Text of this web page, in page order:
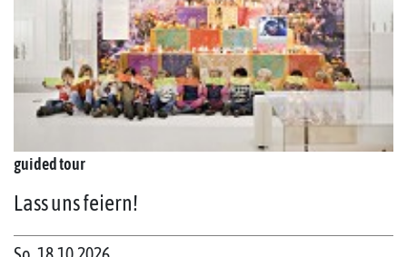
guided tour
Lass uns feiern!